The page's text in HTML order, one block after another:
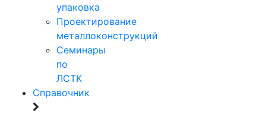
упаковка
Проектирование
металлоконструкций
Семинары
по
ЛСТК
Справочник